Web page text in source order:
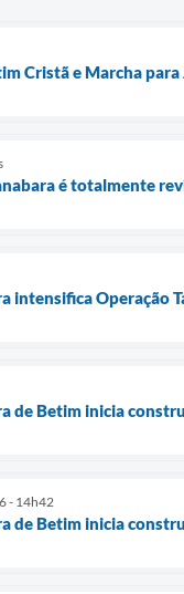
Cristã e Marcha
é totalmente
intensifica Operação
de Betim inicia
- 14h42
de Betim inicia